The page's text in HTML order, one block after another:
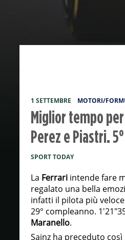
1 SETTEMBRE MOTORI/
Miglior tempo
Perez e Piastri.
SPORT TODAY
La Ferrariintende fare
regalato una bella
infatti il pilota più
29° compleanno.
Maranello.
Sainz ha preceduto